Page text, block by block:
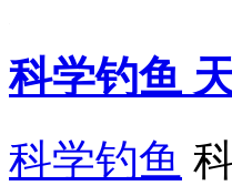
科学钓鱼
科学钓鱼